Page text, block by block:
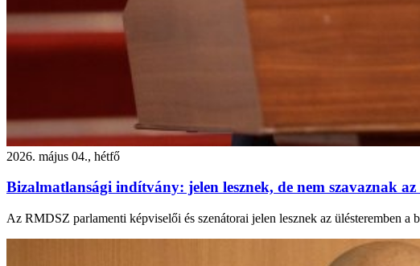
2026. május 04., hétfő
Bizalmatlansági indítvány: jelen lesznek, de nem szavaznak
Az RMDSZ parlamenti képviselői és szenátorai jelen lesznek az ülésteremben